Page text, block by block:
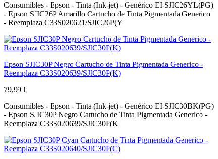
Consumibles - Epson - Tinta (Ink-jet) - Genérico EI-SJIC26YL(PG)
- Epson SJIC26P Amarillo Cartucho de Tinta Pigmentada Generico
- Reemplaza C33S020621/SJIC26P(Y
Epson SJIC30P Negro Cartucho de Tinta Pigmentada Generico -
Reemplaza C33S020639/SJIC30P(K)
79,99 €
Consumibles - Epson - Tinta (Ink-jet) - Genérico EI-SJIC30BK(PG)
- Epson SJIC30P Negro Cartucho de Tinta Pigmentada Generico -
Reemplaza C33S020639/SJIC30P(K